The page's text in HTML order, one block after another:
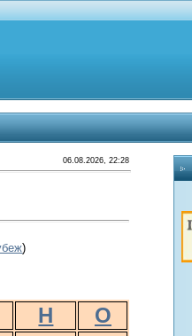
06.08.2026, 22:28
)
Н
О